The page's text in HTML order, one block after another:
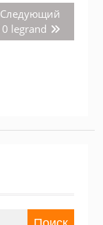
Следующий
legrand